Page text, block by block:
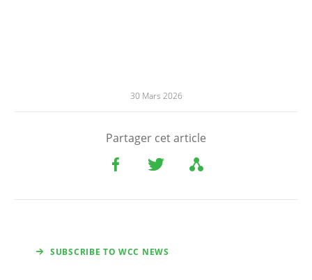
30 Mars 2026
Partager cet article
SUBSCRIBE TO WCC NEWS